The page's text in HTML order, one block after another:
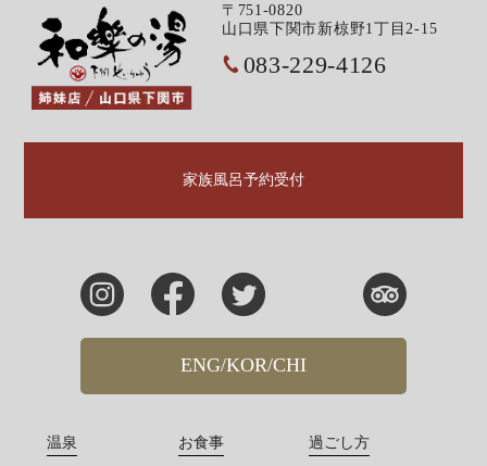
〒751-0820
山口県下関市新椋野1丁目2-15
083-229-4126
家族風呂予約受付
温泉
お食事
過ごし方
ENG/KOR/CHI